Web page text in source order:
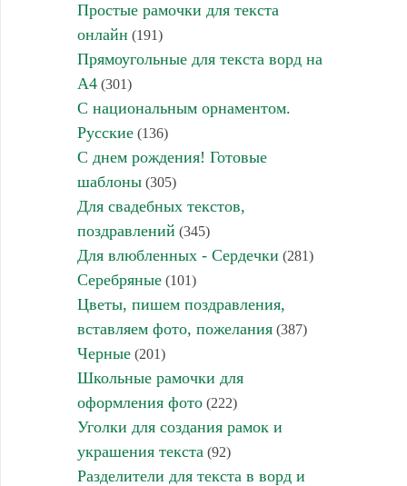
Простые рамочки для текста
онлайн (191)
Прямоугольные для текста ворд на
А4(301)
С национальным орнаментом.
Русские(136)
С днем рождения! Готовые
шаблоны(305)
Для свадебных текстов,
поздравлений (345)
Для влюбленных - Сердечки (281)
Серебряные(101)
Цветы, пишем поздравления,
вставляем фото, пожелания(387)
Черные(201)
Школьные рамочки для
оформления фото(222)
Уголки для создания рамок и
украшения текста (92)
Разделители для текста в ворд и